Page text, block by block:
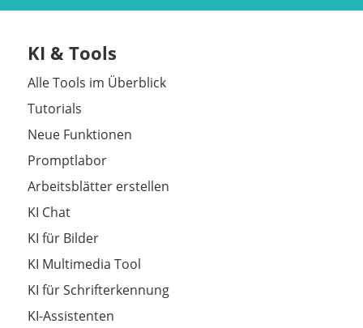
KI & Tools
Alle Tools im Überblick
Tutorials
Neue Funktionen
Promptlabor
Arbeitsblätter erstellen
KI Chat
KI für Bilder
KI Multimedia Tool
KI für Schrifterkennung
KI-Assistenten